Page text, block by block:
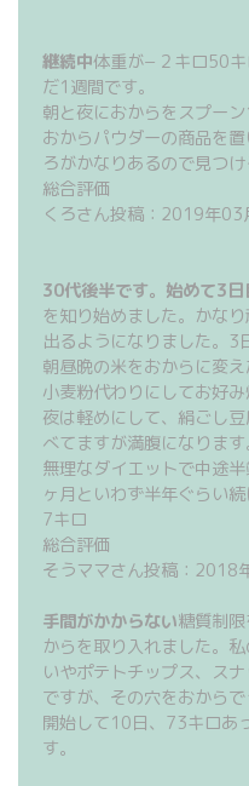
継続中体重が−２キロ50
だ1週間です。
朝と夜におからをスプー
おからパウダーの商品を
ろがかなりあるので見つ
総合評価
くろさん投稿：2019年03
30代後半です。始めて3日
を知り始めました。かな
出るようになりました。3
朝昼晩の米をおからに変え
小麦粉代わりにしてお好
夜は軽めにして、絹ごし
べてますが満腹になります
無理なダイエットで中途
ヶ月といわず半年ぐらい
7キロ
総合評価
そうママさん投稿：2018
手間がかからない糖質制
からを取り入れました。
いやポテトチップス、ス
ですが、その穴をおから
開始して10日、73キロあ
す。